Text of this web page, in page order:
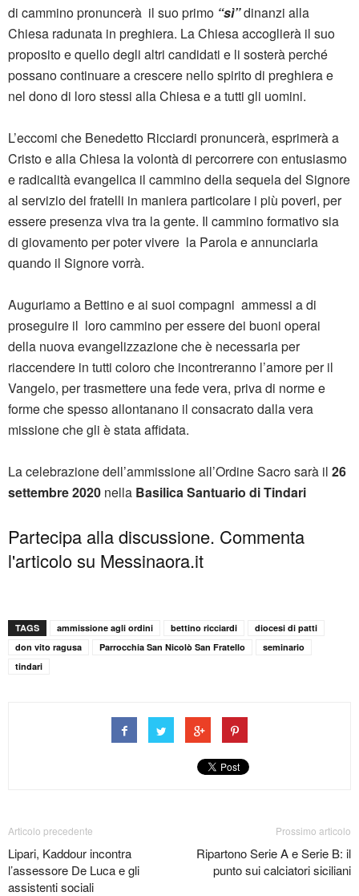
di cammino pronuncerà il suo primo “sì”dinanzi alla
Chiesa radunata in preghiera. La Chiesa accoglierà il suo
proposito e quello degli altri candidati e li sosterà perché
possano continuare a crescere nello spirito di preghiera e
nel dono di loro stessi alla Chiesa e a tutti gli uomini.
L’eccomi che Benedetto Ricciardi pronuncerà, esprimerà a
Cristo e alla Chiesa la volontà di percorrere con entusiasmo
e radicalità evangelica il cammino della sequela del Signore
al servizio dei fratelli in maniera particolare i più poveri, per
essere presenza viva tra la gente. Il cammino formativo sia
di giovamento per poter vivere la Parola e annunciarla
quando il Signore vorrà.
Auguriamo a Bettino e ai suoi compagni ammessi a di
proseguire il loro cammino per essere dei buoni operai
della nuova evangelizzazione che è necessaria per
riaccendere in tutti coloro che incontreranno l’amore per il
Vangelo, per trasmettere una fede vera, priva di norme e
forme che spesso allontanano il consacrato dalla vera
missione che gli è stata affidata.
La celebrazione dell’ammissione all’Ordine Sacro sarà il 26
settembre 2020 nella Basilica Santuario di Tindari
Partecipa alla discussione. Commenta
l'articolo su Messinaora.it
TAGS ammissione agli ordini bettino ricciardi
diocesi di patti
don vito ragusa
Parrocchia San Nicolò San Fratello
seminario
tindari
Articolo precedente
Lipari, Kaddour incontra
l’assessore De Luca e gli
assistenti sociali
Prossimo articolo
Ripartono Serie A e Serie B: il
punto sui calciatori siciliani